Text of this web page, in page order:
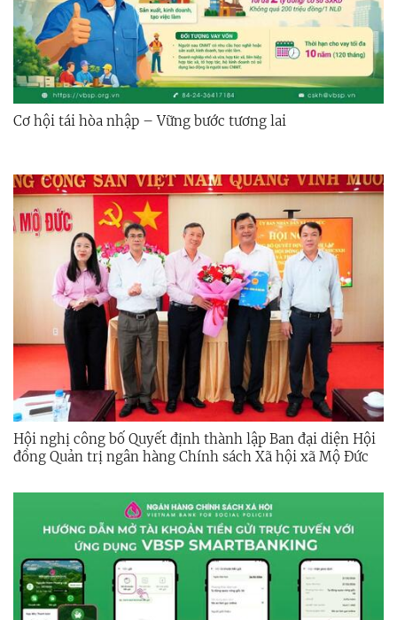
Cơ hội tái hòa nhập – Vững bước tương lai
Hội nghị công bố Quyết định thành lập Ban đại diện Hội
đồng Quản trị ngân hàng Chính sách Xã hội xã Mộ Đức